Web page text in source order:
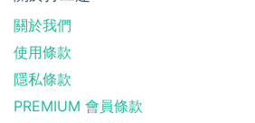
關於我們
使用條款
隱私條款
PREMIUM 會員條款